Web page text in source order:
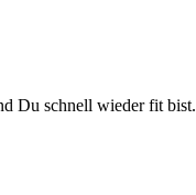
Du schnell wieder fit bist.